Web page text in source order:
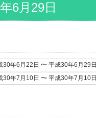
6月29日
30年6月22日 〜 平成30年6月29日
30年7月10日 〜 平成30年7月10日